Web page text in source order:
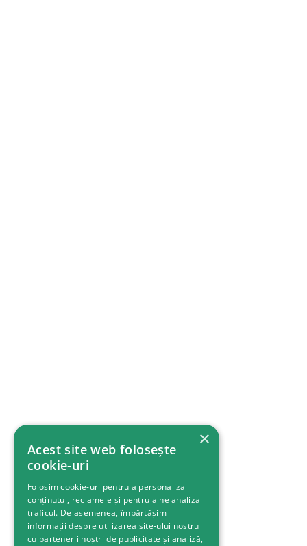
×
Acest site web folosește
cookie-uri
Folosim cookie-uri pentru a personaliza
conținutul, reclamele și pentru a ne analiza
traficul. De asemenea, împărtășim
informații despre utilizarea site-ului nostru
cu partenerii noștri de publicitate și analiză,